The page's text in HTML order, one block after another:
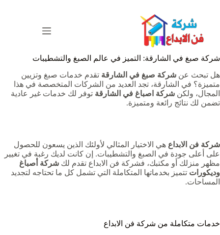
المحتوى
شركة صبغ في الشارقة
شركة صبغ في الشارقة: التميز في عالم الصبغ والتشطيبات
هل تبحث عن شركة صبغ في الشارقة تقدم خدمات صبغ وتزيين
متميزة؟ في الشارقة، تجد العديد من الشركات المتخصصة في هذا
المجال، ولكن شركة اصباغ في الشارقة توفر لك خدمات غير عادية
تضمن لك نتائج رائعة ومتميزة.
شركة فن الابداع هي الاختيار المثالي لأولئك الذين يسعون للحصول
على أعلى جودة في الصبغ والتشطيبات. إن كانت لديك رغبة في تغيير
مظهر منزلك أو مكتبك، فشركة فن الابداع تقدم لك شركة أصباغ
وديكورات تتميز بخدماتها المتكاملة التي تشمل كل ما تحتاجه لتجديد
المساحات.
خدمات متكاملة من شركة فن الابداع